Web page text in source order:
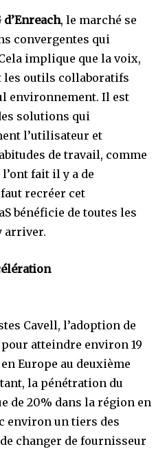
, le marché se
convergentes qui
implique que la voix,
les outils collaboratifs
environnement. Il est
solutions qui
l’utilisateur et
de travail, comme
fait il y a de
recréer cet
bénéficie de toutes les
arriver.
Cavell, l’adoption de
pour atteindre environ 19
Europe au deuxième
la pénétration du
de 20% dans la région en
environ un tiers des
changer de fournisseur